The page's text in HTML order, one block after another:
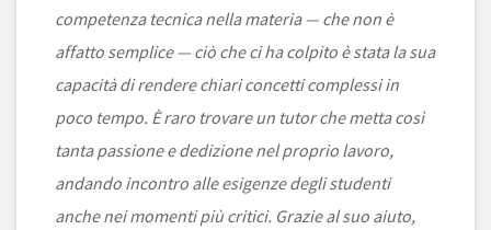
competenza tecnica nella materia — che non è
affatto semplice — ciò che ci ha colpito è stata la sua
capacità di rendere chiari concetti complessi in
poco tempo. È raro trovare un tutor che metta così
tanta passione e dedizione nel proprio lavoro,
andando incontro alle esigenze degli studenti
anche nei momenti più critici. Grazie al suo aiuto,